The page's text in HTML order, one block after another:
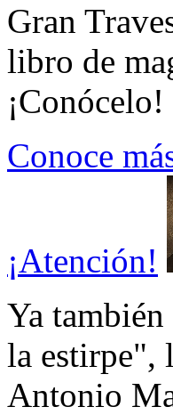
Gran
libro de
¡Conócelo!
Conoce
¡Atención!
Ya
la estirpe",
Antonio